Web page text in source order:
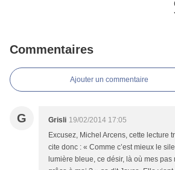
Commentaires
Ajouter un commentaire
G Grisli 19/02/2014 17:05
Excusez, Michel Arcens, cette lecture
cite donc : « Comme c’est mieux le
lumière bleue, ce désir, là où mes